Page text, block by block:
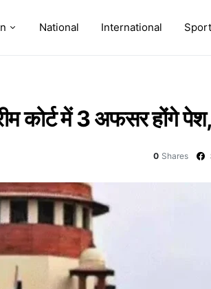
National International
कोर्ट में 3 अफसर होंगे
0 Shares